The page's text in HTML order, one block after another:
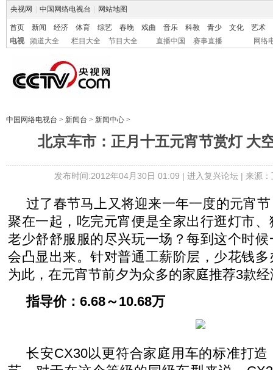
央视网 中国网络电视台 网站地图
首页 新闻 经济 体育 综艺 春晚 戏曲 音乐 科教 青少 文化
艺术
电视
频道大全 栏目大全 节目大全 直播中国 赛事直播 网络
中国网络电视台 > 新闻台 > 新闻中心 >
北京车市：正月十五元宵节赏灯 大
发布时间:2012年04月30日 01:09 | 进入复兴论坛| 来源
过了春节马上又将迎来一年一度的元宵
聚在一起，吃完元宵便是全家出行逛灯市
老少舒舒服服的尽兴玩一场？每到这个时
会凸显出来。针对普通工薪阶层，少花钱
为此，在元宵节前夕为众多的家庭推荐3款
指导价：6.68～10.68万
长安CX30以更符合家庭用车的标准打